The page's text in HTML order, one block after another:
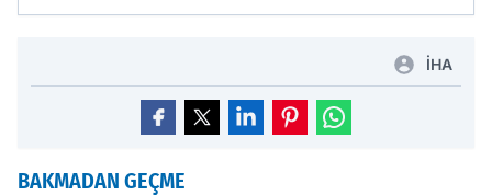
İHA
BAKMADAN GEÇME